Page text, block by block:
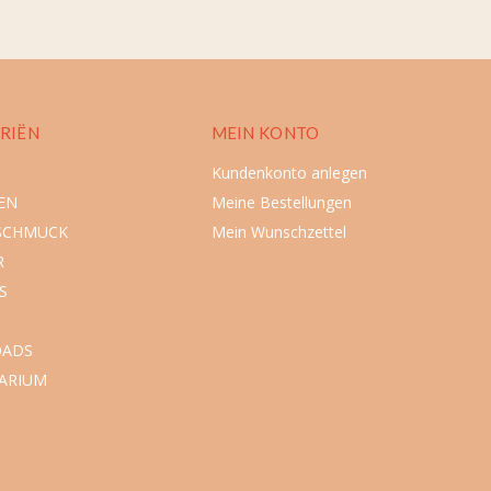
MEIN KONTO
Kundenkonto anlegen
Meine Bestellungen
Mein Wunschzettel